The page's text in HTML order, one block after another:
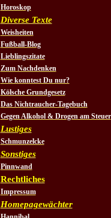
Horoskop
Diverse Texte
Weisheiten
Fußball-Blog
Lieblingszitate
Zum Nachdenken
Wie konntest Du nur?
Kölsche Grundgesetz
Das Nichtraucher-Tagebuch
Gegen Alkohol & Drogen am Steuer
Lustiges
Schmunzelcke
Sonstiges
Pinnwand
Rechtliches
Impressum
Homepagewächter